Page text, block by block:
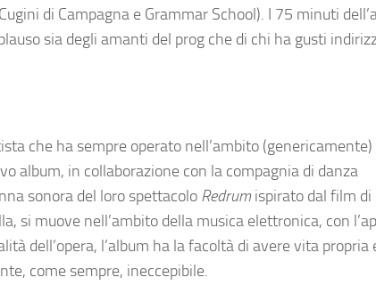
di Campagna e Grammar School). I 75 minuti
sia degli amanti del prog che di chi ha gusti
che ha sempre operato nell’ambito (genericamente)
album, in collaborazione con la compagnia di danza
sonora del loro spettacolo Redrumispirato dal film di
si muove nell’ambito della musica elettronica, con
dell’opera, l’album ha la facoltà di avere vita propria
come sempre, ineccepibile.